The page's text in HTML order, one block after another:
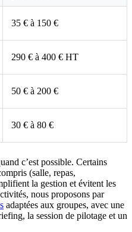
35 € à 150 €
290 € à 400 € HT
50 € à 200 €
30 € à 80 €
c’est possible. Certains
(salle, repas,
la gestion et évitent les
nous proposons par
adaptées aux groupes, avec une
la session de pilotage et un